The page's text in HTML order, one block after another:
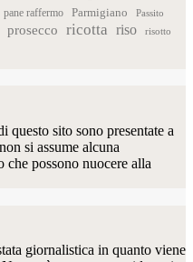
pane raffermo Parmigiano Passito
prosecco ricotta riso risotto
questo sito sono presentate a
si assume alcuna
che possono nuocere alla
giornalistica in quanto viene